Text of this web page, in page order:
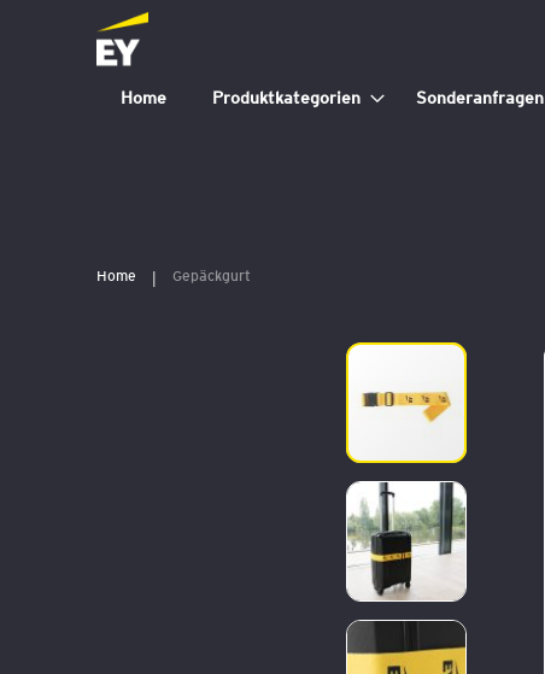
Home Produktkategorien Sonderanfragen
Home Gepäckgurt
Zum
der
Bildergalerie
springen